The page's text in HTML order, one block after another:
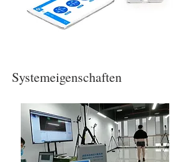
Systemeigenschaften